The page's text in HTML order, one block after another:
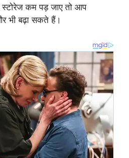
कम पड़ जाए तो आप
भी बढ़ा सकते हैं।